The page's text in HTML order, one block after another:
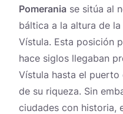
Pomerania se sitúa al
báltica a la altura de
Vístula. Esta posición
hace siglos llegaban
Vístula hasta el puerto
de su riqueza. Sin
ciudades con historia,